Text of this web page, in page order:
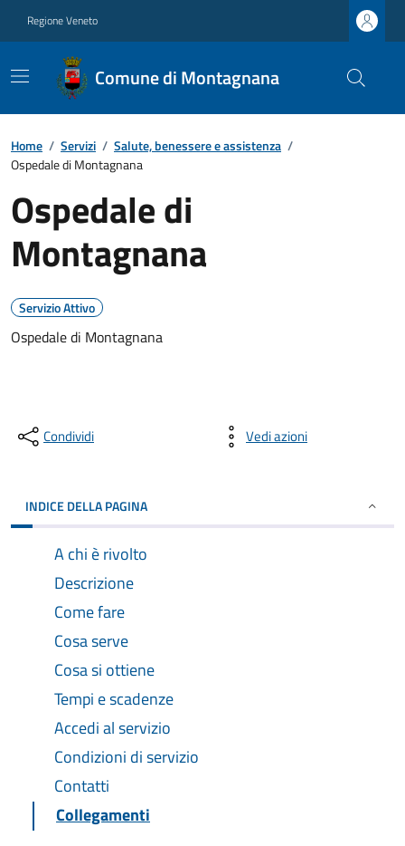
Regione Veneto
Comune di Montagnana
Home / Servizi / Salute, benessere e assistenza /
Ospedale di Montagnana
Ospedale di
Montagnana
Servizio Attivo
Ospedale di Montagnana
Condividi Vedi azioni
INDICE DELLA PAGINA
A chi è rivolto
Descrizione
Come fare
Cosa serve
Cosa si ottiene
Tempi e scadenze
Accedi al servizio
Condizioni di servizio
Contatti
Collegamenti